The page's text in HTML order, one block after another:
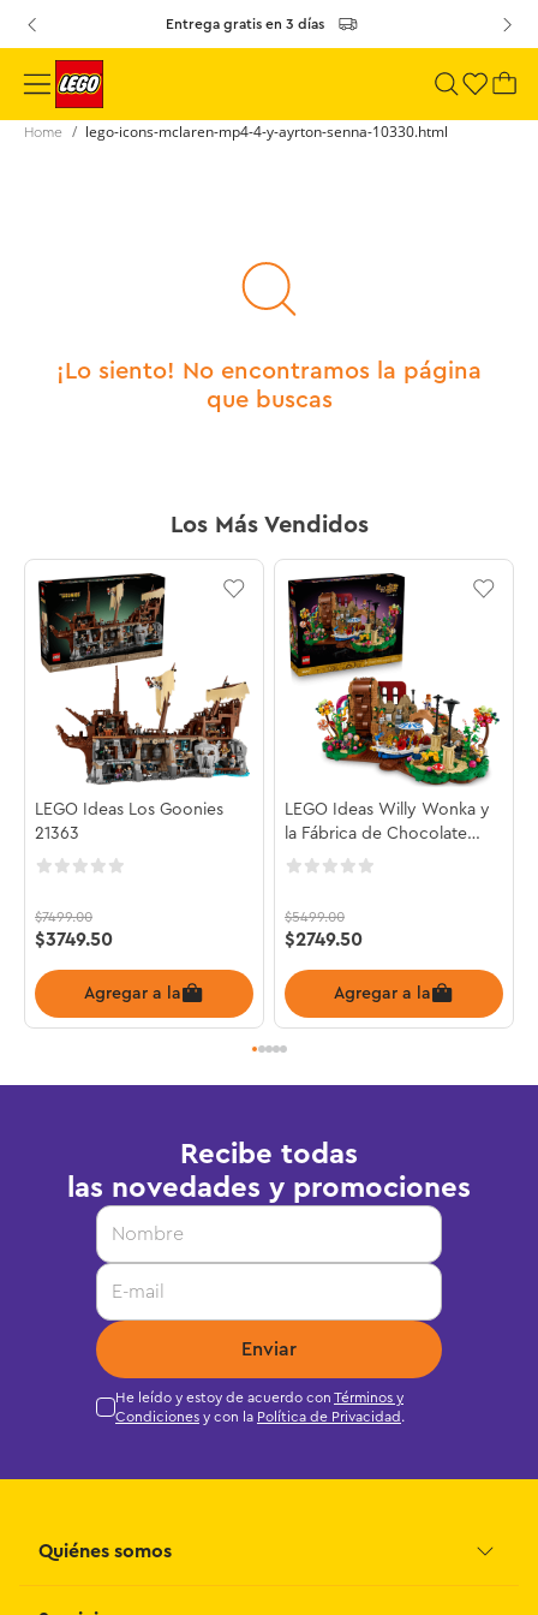
Entrega gratis en 3 días
lego-icons-mclaren-mp4-4-y-ayrton-senna-10330.html
¡Lo siento! No encontramos la página
que buscas
Los Más Vendidos
LEGO Ideas Los Goonies
21363
$7499.00
$3749.50
Agregar a la bolsa
LEGO Ideas Willy Wonka y
la Fábrica de Chocolate
21360
$5499.00
$2749.50
Agregar a la bolsa
Recibe todas
las novedades y promociones
Enviar
He leído y estoy de acuerdo con Términos y
Condiciones y con la Política de Privacidad .
Quiénes somos